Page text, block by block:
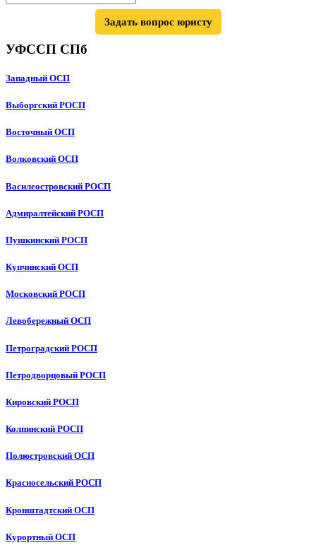
Задать вопрос юристу
УФССП СПб
Западный ОСП
Выборгский РОСП
Восточный ОСП
Волковский ОСП
Василеостровский РОСП
Адмиралтейский РОСП
Пушкинский РОСП
Купчинский ОСП
Московский РОСП
Левобережный ОСП
Петроградский РОСП
Петродворцовый РОСП
Кировский РОСП
Колпинский РОСП
Полюстровский ОСП
Красносельский РОСП
Кронштадтский ОСП
Курортный ОСП